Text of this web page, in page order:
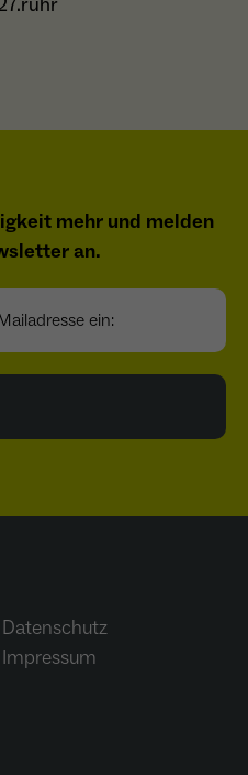
mehr und melden
an.
ein:
Datenschutz
Impressum